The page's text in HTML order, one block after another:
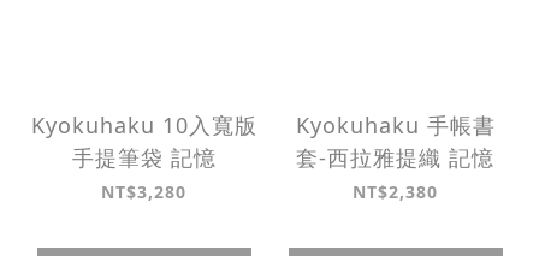
Kyokuhaku 10入寬版
手提筆袋 記憶
NT$3,280
Kyokuhaku 手帳書
套-西拉雅提織 記憶
NT$2,380